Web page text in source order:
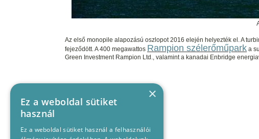
Az első monopile alapozású oszlopot 2016 elején helyezték el. A
fejeződött. A 400 megawattos Rampion szélerőműpark a
Green Investment Rampion Ltd., valamint a kanadai Enbridge
×
Ez a weboldal sütiket
használ
Ez a weboldal sütiket használ a felhasználói